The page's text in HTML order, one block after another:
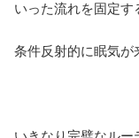
いった流れを固定す
条件反射的に眠気が